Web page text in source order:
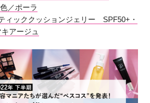
／ポーラ
ィッククッションジェリー SPF50+・
アージュ